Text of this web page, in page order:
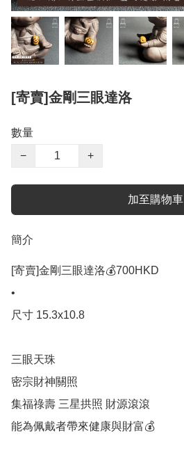
[寄賣]金剛三眼達洛
數量
−
+
加至購物車
簡介
[寄賣]金剛三眼達洛💰700HKD
•
尺寸 15.3x10.8
三眼天珠
密宗財神關照
集福祿壽 三星拱照 財源滾滾
能為佩戴者帶來健康與財富💰